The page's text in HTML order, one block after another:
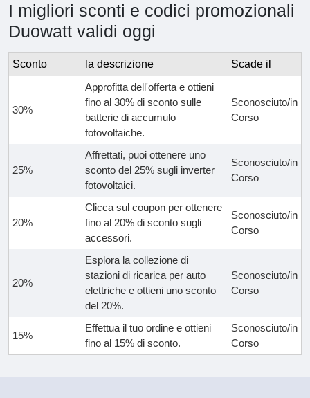
I migliori sconti e codici promozionali
Duowatt validi oggi
Sconto la descrizione Scade il
30%
Approfitta dell'offerta e ottieni
fino al 30% di sconto sulle
batterie di accumulo
fotovoltaiche.
Sconosciuto/in
Corso
25%
Affrettati, puoi ottenere uno
sconto del 25% sugli inverter
fotovoltaici.
Sconosciuto/in
Corso
20%
Clicca sul coupon per ottenere
fino al 20% di sconto sugli
accessori.
Sconosciuto/in
Corso
20%
Esplora la collezione di
stazioni di ricarica per auto
elettriche e ottieni uno sconto
del 20%.
Sconosciuto/in
Corso
15%
Effettua il tuo ordine e ottieni
fino al 15% di sconto.
Sconosciuto/in
Corso